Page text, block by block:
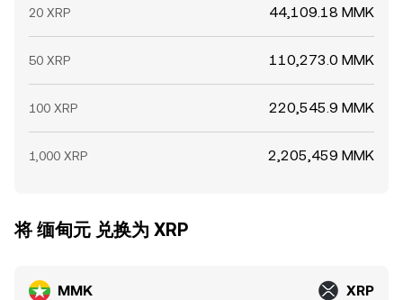
20 XRP 44,109.18 MMK
50 XRP 110,273.0 MMK
100 XRP 220,545.9 MMK
1,000 XRP 2,205,459 MMK
将 缅甸元 兑换为 XRP
MMK XRP